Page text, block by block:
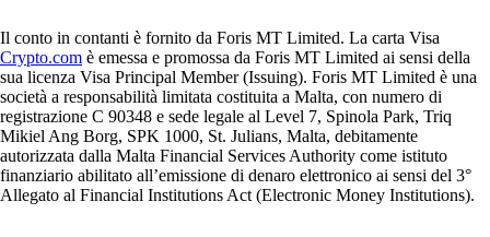
Il conto in contanti è fornito da Foris MT Limited. La carta Visa
Crypto.com è emessa e promossa da Foris MT Limited ai sensi della
sua licenza Visa Principal Member (Issuing). Foris MT Limited è una
società a responsabilità limitata costituita a Malta, con numero di
registrazione C 90348 e sede legale al Level 7, Spinola Park, Triq
Mikiel Ang Borg, SPK 1000, St. Julians, Malta, debitamente
autorizzata dalla Malta Financial Services Authority come istituto
finanziario abilitato all’emissione di denaro elettronico ai sensi del 3°
Allegato al Financial Institutions Act (Electronic Money Institutions).